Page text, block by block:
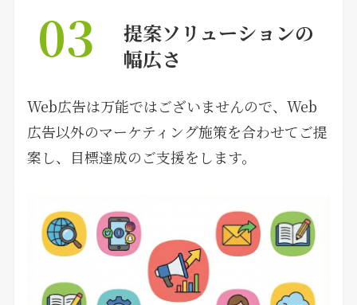
03
提案ソリューションの
幅広さ
Web広告は万能ではございませんので、Web
広告以外のマーケティング施策を合わせてご提
案し、目標達成のご支援をします。